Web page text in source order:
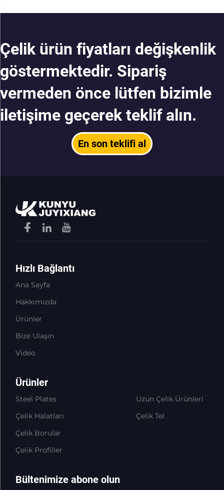
Çelik ürün fiyatları değişkenlik
göstermektedir. Sipariş
vermeden önce lütfen bizimle
iletişime geçerek teklif alın.
En son teklifi al
Hızlı Bağlantı
Ana Sayfa
Hakkımızda
Ürünler
Bize Ulaşın
Video
Ürünler
Steel Plates
Çelik Halatları
Çelik Borular
Çelik Profiller
Uzun Çelik Ürünleri
Çelik Tel
Bültenimize abone olun